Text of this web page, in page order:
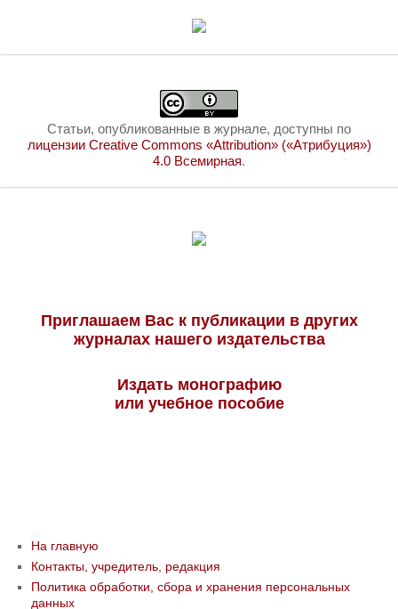
Статьи, опубликованные в журнале, доступны по
лицензии Creative Commons «Attribution» («Атрибуция»)
4.0 Всемирная.
Приглашаем Вас к публикации в других
журналах нашего издательства
Издать монографию
или учебное пособие
На главную
Контакты, учредитель, редакция
Политика обработки, сбора и хранения персональных
данных